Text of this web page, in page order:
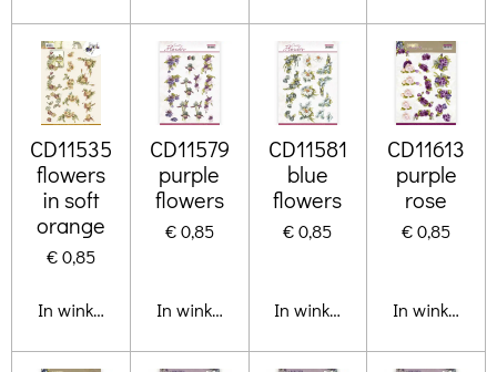
CD11535
flowers
in soft
orange
€ 0,85
In winkelwagen
CD11579
purple
flowers
€ 0,85
In winkelwagen
CD11581
blue
flowers
€ 0,85
In winkelwagen
CD11613
purple
rose
€ 0,85
In